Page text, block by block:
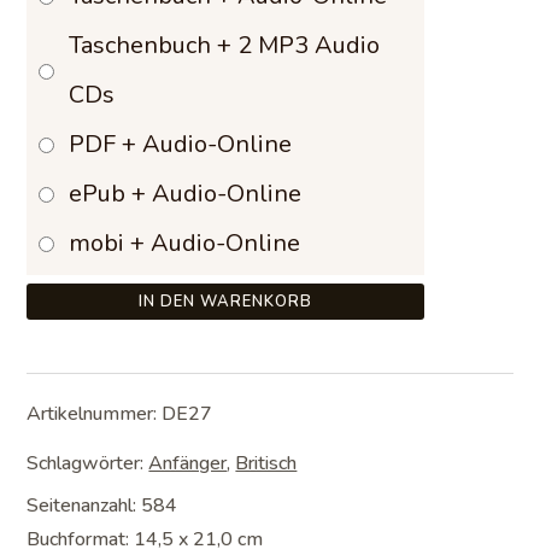
Taschenbuch + 2 MP3 Audio
CDs
PDF + Audio-Online
ePub + Audio-Online
mobi + Audio-Online
IN DEN WARENKORB
Artikelnummer: DE27
Schlagwörter:Anfänger, Britisch
Seitenanzahl: 584
Buchformat: 14,5 x 21,0 cm